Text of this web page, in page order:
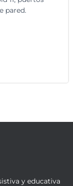
pared.
y educativa